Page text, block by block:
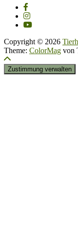
Copyright © 2026
Theme: ColorMag von
Zustimmung verwalten